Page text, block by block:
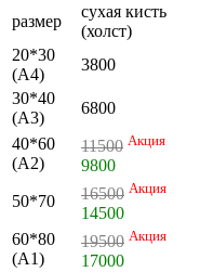
размер
сухая кисть
(холст)
20*30
(А4)
3800
30*40
(А3)
6800
40*60
(А2)
11500 Акция
9800
50*70 16500 Акция
14500
60*80
(А1)
19500 Акция
17000